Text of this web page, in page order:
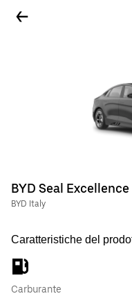
BYD Seal Excellence
BYD Italy
Caratteristiche del
Carburante